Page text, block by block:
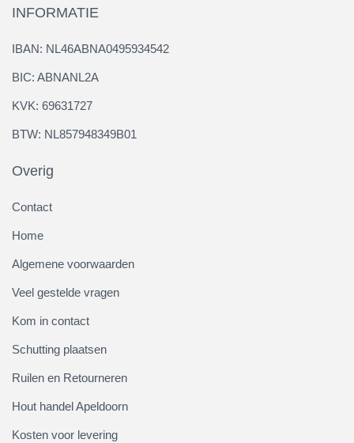
INFORMATIE
IBAN: NL46ABNA0495934542
BIC: ABNANL2A
KVK: 69631727
BTW: NL857948349B01
Overig
Contact
Home
Algemene voorwaarden
Veel gestelde vragen
Kom in contact
Schutting plaatsen
Ruilen en Retourneren
Hout handel Apeldoorn
Kosten voor levering